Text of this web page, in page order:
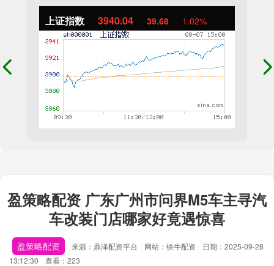
上证指数 3940.04 39.68 1.02%
盈策略配资 广东广州市问界M5车主寻汽
车改装门店哪家好竟遇惊喜
盈策略配资 来源：鼎泽配资平台 网站：铁牛配资
日期：2025-09-28
13:12:30
查看：223